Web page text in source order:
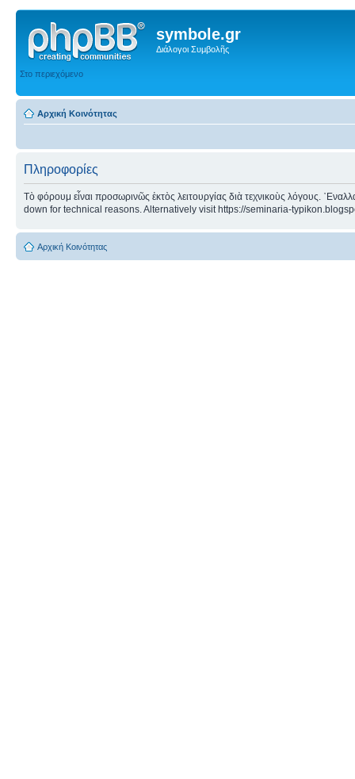
symbole.gr
Διάλογοι Συμβολῆς
Στο περιεχόμενο
Αρχική Κοινότητας
Πληροφορίες
Τὸ φόρουμ εἶναι προσωρινῶς ἐκτὸς λειτουργίας διὰ τεχνικοὺς λόγους.
down for technical reasons. Alternatively visit https://seminaria-
Αρχική Κοινότητας